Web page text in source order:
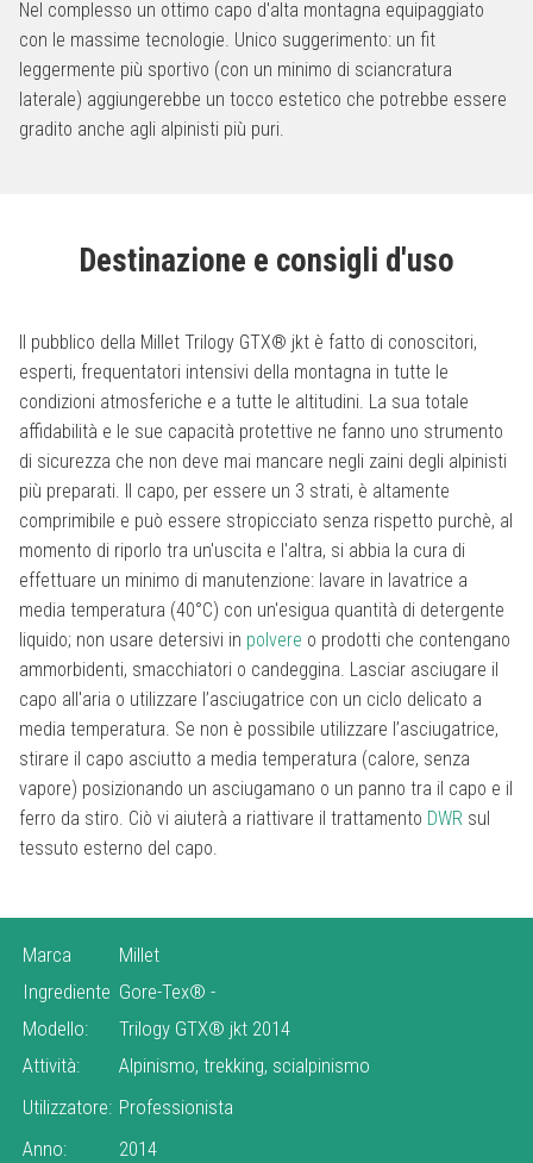
Nel complesso un ottimo capo d'alta montagna equipaggiato
con le massime tecnologie. Unico suggerimento: un fit
leggermente più sportivo (con un minimo di sciancratura
laterale) aggiungerebbe un tocco estetico che potrebbe essere
gradito anche agli alpinisti più puri.
Destinazione e consigli d'uso
Il pubblico della Millet Trilogy GTX® jkt è fatto di conoscitori,
esperti, frequentatori intensivi della montagna in tutte le
condizioni atmosferiche e a tutte le altitudini. La sua totale
affidabilità e le sue capacità protettive ne fanno uno strumento
di sicurezza che non deve mai mancare negli zaini degli alpinisti
più preparati. Il capo, per essere un 3 strati, è altamente
comprimibile e può essere stropicciato senza rispetto purchè, al
momento di riporlo tra un'uscita e l'altra, si abbia la cura di
effettuare un minimo di manutenzione: lavare in lavatrice a
media temperatura (40°C) con un'esigua quantità di detergente
liquido; non usare detersivi in polvere o prodotti che contengano
ammorbidenti, smacchiatori o candeggina. Lasciar asciugare il
capo all'aria o utilizzare l’asciugatrice con un ciclo delicato a
media temperatura. Se non è possibile utilizzare l’asciugatrice,
stirare il capo asciutto a media temperatura (calore, senza
vapore) posizionando un asciugamano o un panno tra il capo e il
ferro da stiro. Ciò vi aiuterà a riattivare il trattamento DWR sul
tessuto esterno del capo.
Marca
Millet
Ingrediente Gore-Tex® -
Modello:
Trilogy GTX® jkt 2014
Attività:
Alpinismo, trekking, scialpinismo
Utilizzatore: Professionista
Anno:
2014